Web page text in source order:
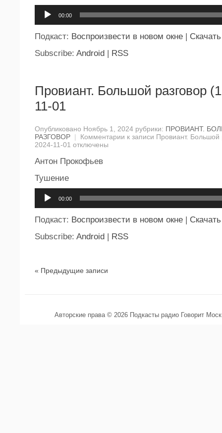
00:00
Подкаст: Воспроизвести в новом окне | Скачать
Subscribe: Android | RSS
Провиант. Большой разговор
11-01
Опубликовано Ноябрь 1, 2024 рубрики: ПРОВИАНТ.
РАЗГОВОР | Комментарии к записи Провиант. Большой
2024-11-01 отключены
Антон Прокофьев
Тушение
00:00
Подкаст: Воспроизвести в новом окне | Скачать
Subscribe: Android | RSS
« Предыдущие записи
Авторские права © 2026 Подкасты радио Говорит